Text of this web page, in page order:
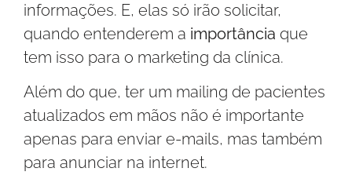
informações. E, elas só irão solicitar,
quando entenderem a importância que
tem isso para o marketing da clínica.
Além do que, ter um mailing de pacientes
atualizados em mãos não é importante
apenas para enviar e-mails, mas também
para anunciar na internet.